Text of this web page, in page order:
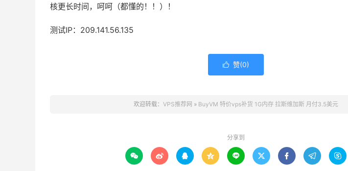
核更长时间，呵呵（都懂的！！）！
测试IP：209.141.56.135
 赞(0)
欢迎转载： VPS推荐网 » BuyVM 特价vps补货 1G内存 拉斯维加斯 月付3.5美元
分享到
        